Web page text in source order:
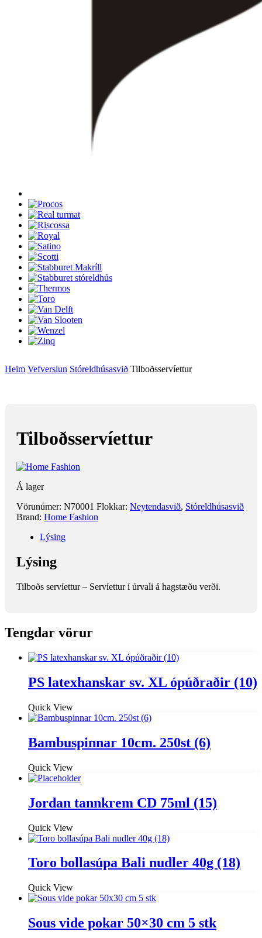
Heim Vefverslun Stóreldhúsasvið Tilboðsservíettur
Tilboðsservíettur
Á lager
Vörunúmer: N70001 Flokkar: Neytendasvið, Stóreldhúsasvið
Brand: Home Fashion
Lýsing
Lýsing
Tilboðs servíettur – Servíettur í úrvali á hagstæðu verði.
Tengdar vörur
PS latexhanskar sv. XL ópúðraðir (10)
Quick View
Bambuspinnar 10cm. 250st (6)
Quick View
Jordan tannkrem CD 75ml (15)
Quick View
Toro bollasúpa Bali nudler 40g (18)
Quick View
Sous vide pokar 50×30 cm 5 stk